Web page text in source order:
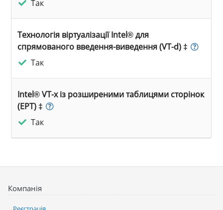
Так
Технологія віртуалізації Intel® для
спрямованого введення-виведення (VT-d) ‡
Так
Intel® VT-x із розширеними таблицями сторінок
(EPT) ‡
Так
Компанія